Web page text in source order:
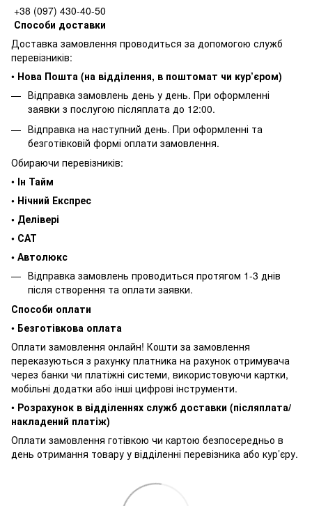
+38 (097) 430-40-50
Способи доставки
Доставка замовлення проводиться за допомогою служб
перевізників:
• Нова Пошта (на відділення, в поштомат чи кур’єром)
Відправка замовлень день у день. При оформленні
заявки з послугою післяплата до 12:00.
Відправка на наступний день. При оформленні та
безготівковій формі оплати замовлення.
Обираючи перевізників:
• Ін Тайм
• Нічний Експрес
• Делівері
• САТ
• Автолюкс
Відправка замовлень проводиться протягом 1-3 днів
після створення та оплати заявки.
Способи оплати
• Безготівкова оплата
Оплати замовлення онлайн! Кошти за замовлення
переказуються з рахунку платника на рахунок отримувача
через банки чи платіжні системи, використовуючи картки,
мобільні додатки або інші цифрові інструменти.
• Розрахунок в відділеннях служб доставки (післяплата/
накладений платіж)
Оплати замовлення готівкою чи картою безпосередньо в
день отримання товару у відділенні перевізника або кур’єру.